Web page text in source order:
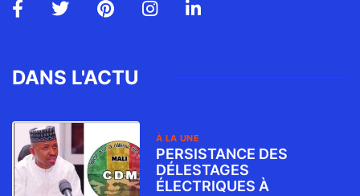
DANS L'ACTU
À LA UNE
PERSISTANCE DES
DÉLESTAGES
ÉLECTRIQUES À